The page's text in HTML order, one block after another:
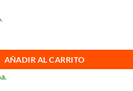
AÑADIR AL CARRITO